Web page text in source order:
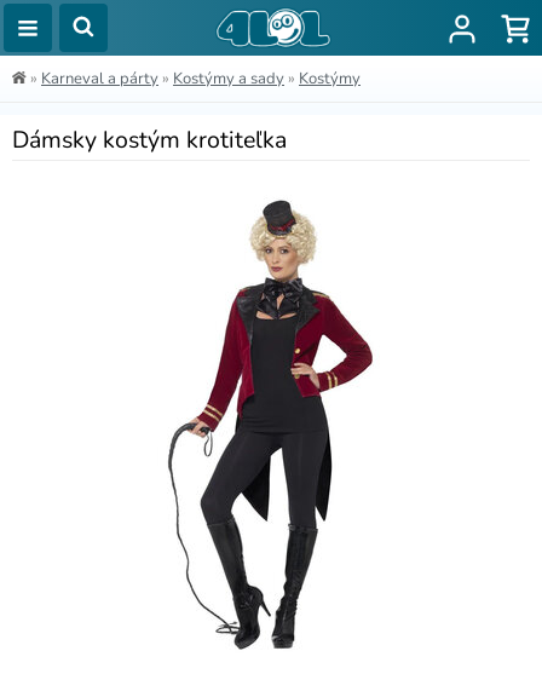
» Karneval a párty » Kostýmy a sady » Kostýmy
Dámsky kostým krotiteľka